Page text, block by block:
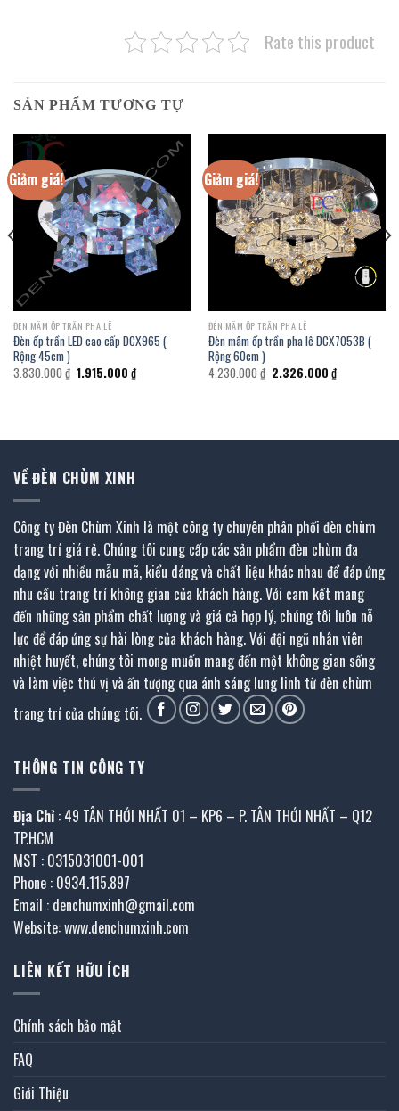
Rate this product
SẢN PHẨM TƯƠNG TỰ
Giảm giá!
ĐÈN MÂM ỐP TRẦN PHA LÊ
Đèn ốp trần LED cao cấp DCX965 (
Rộng 45cm )
3.830.000₫ Giá
gốc
1.915.000 ₫Giá
hiện
Giảm giá!
ĐÈN MÂM ỐP TRẦN PHA LÊ
Đèn mâm ốp trần pha lê DCX7053B (
Rộng 60cm )
4.230.000₫ Giá
gốc
2.326.000 ₫Giá
hiện
VỀ ĐÈN CHÙM XINH
Công ty Đèn Chùm Xinh là một công ty chuyên phân phối đèn chùm
trang trí giá rẻ. Chúng tôi cung cấp các sản phẩm đèn chùm đa
dạng với nhiều mẫu mã, kiểu dáng và chất liệu khác nhau để đáp ứng
nhu cầu trang trí không gian của khách hàng. Với cam kết mang
đến những sản phẩm chất lượng và giá cả hợp lý, chúng tôi luôn nỗ
lực để đáp ứng sự hài lòng của khách hàng. Với đội ngũ nhân viên
nhiệt huyết, chúng tôi mong muốn mang đến một không gian sống
và làm việc thú vị và ấn tượng qua ánh sáng lung linh từ đèn chùm
trang trí của chúng tôi.
THÔNG TIN CÔNG TY
Địa Chỉ : 49 TÂN THỚI NHẤT 01 – KP6 – P. TÂN THỚI NHẤT – Q12
TP.HCM
MST : 0315031001-001
Phone : 0934.115.897
Email : denchumxinh@gmail.com
Website: www.denchumxinh.com
LIÊN KẾT HỮU ÍCH
Chính sách bảo mật
FAQ
Giới Thiệu